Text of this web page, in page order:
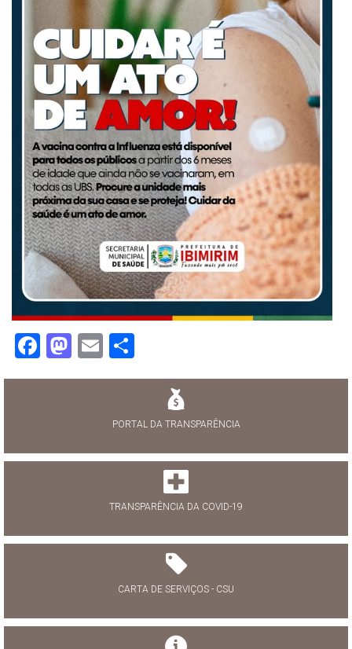
Facebook
Mastodon
Email
PORTAL DA TRANSPARÊNCIA
TRANSPARÊNCIA DA COVID-19
CARTA DE SERVIÇOS - CSU